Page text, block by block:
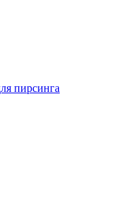
пирсинга